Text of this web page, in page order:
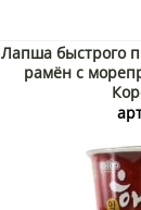
Лапша быстрого
рамён с